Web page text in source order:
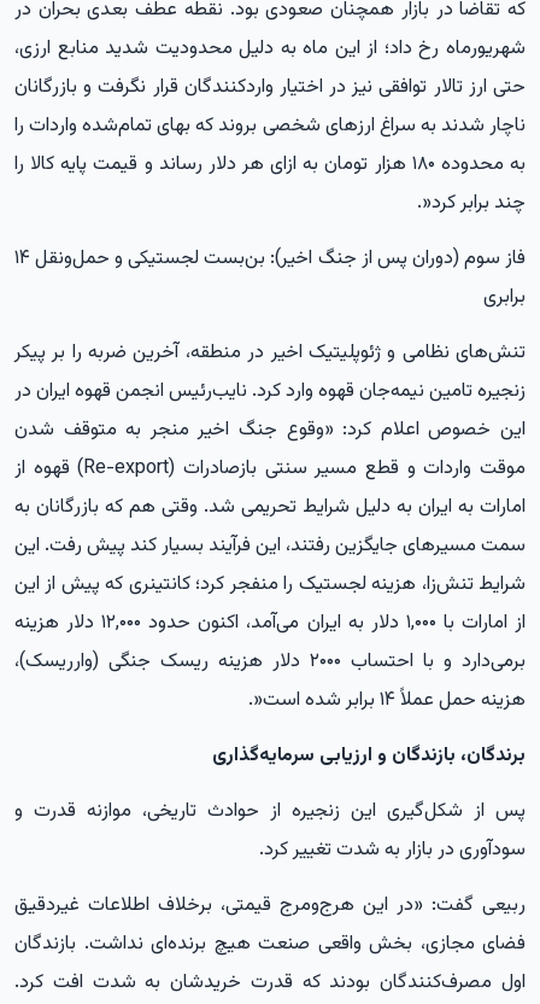
که تقاضا در بازار همچنان صعودی بود. نقطه عطف بعدی بحران در
شهریورماه رخ داد؛ از این ماه به دلیل محدودیت شدید منابع ارزی،
حتی ارز تالار توافقی نیز در اختیار واردکنندگان قرار نگرفت و بازرگانان
ناچار شدند به سراغ ارزهای شخصی بروند که بهای تمام‌شده واردات را
به محدوده ۱۸۰ هزار تومان به ازای هر دلار رساند و قیمت پایه کالا را
چند برابر کرد.»
فاز سوم (دوران پس از جنگ اخیر): بن‌بست لجستیکی و حمل‌ونقل ۱۴
برابری
تنش‌های نظامی و ژئوپلیتیک اخیر در منطقه، آخرین ضربه را بر پیکر
زنجیره تامین نیمه‌جان قهوه وارد کرد. نایب‌رئیس انجمن قهوه ایران در
این خصوص اعلام کرد: «وقوع جنگ اخیر منجر به متوقف شدن
موقت واردات و قطع مسیر سنتی بازصادرات(Re-export) قهوه از
امارات به ایران به دلیل شرایط تحریمی شد. وقتی هم که بازرگانان به
سمت مسیرهای جایگزین رفتند، این فرآیند بسیار کند پیش رفت. این
شرایط تنش‌زا، هزینه لجستیک را منفجر کرد؛ کانتینری که پیش از این
از امارات با ۱,۰۰۰ دلار به ایران می‌آمد، اکنون حدود ۱۲,۰۰۰ دلار هزینه
برمی‌دارد و با احتساب ۲۰۰۰ دلار هزینه ریسک جنگی (وارریسک)،
هزینه حمل عملاً ۱۴ برابر شده است
.»
برندگان، بازندگان و ارزیابی سرمایه‌گذاری
پس از شکل‌گیری این زنجیره از حوادث تاریخی، موازنه قدرت و
سودآوری در بازار به شدت تغییر کرد.
ربیعی گفت: «در این هرج‌ومرج قیمتی، برخلاف اطلاعات غیردقیق
فضای مجازی، بخش واقعی صنعت هیچ برنده‌ای نداشت. بازندگان
اول مصرف‌کنندگان بودند که قدرت خریدشان به شدت افت کرد.